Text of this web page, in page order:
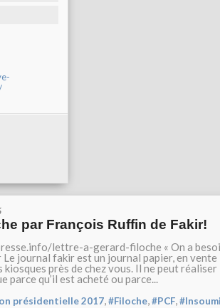
par François Ruffin de Fakir!
lettre-a-gerard-filoche « On a
Le journal fakir est un journal papier, en vente
kiosques près de chez vous. Il ne peut réaliser
parce qu’il est acheté ou parce...
présidentielle 2017,#Filoche,#PCF,